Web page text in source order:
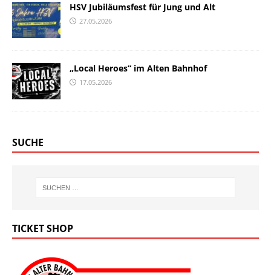
HSV Jubiläumsfest für Jung und Alt
27.05.2026
„Local Heroes“ im Alten Bahnhof
17.05.2026
SUCHE
TICKET SHOP